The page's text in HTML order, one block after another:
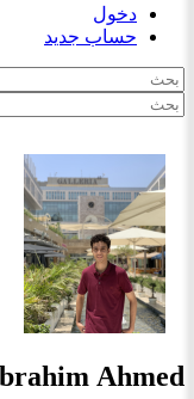
دخول
حساب جديد
Ahmed